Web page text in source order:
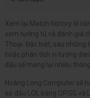
Xem lại Match history là
xem tướng tủ và đánh giá
Thoại. Đặc biệt, sau những
hoặc phân tích vị tướng
đấu sẽ mang lại nhiều
Hoàng Long Computer sẽ
sử đấu LOL bằng OP.GG